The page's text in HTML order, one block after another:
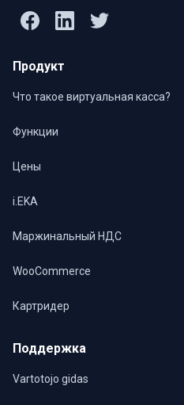
Продукт
Что такое виртуальная касса?
Функции
Цены
i.EKA
Маржинальный НДС
WooCommerce
Картридер
Поддержка
Vartotojo gidas